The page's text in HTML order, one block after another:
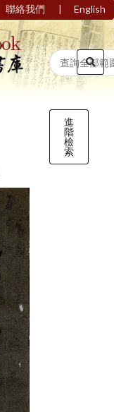
聯絡我們 | English
進
階
檢
索